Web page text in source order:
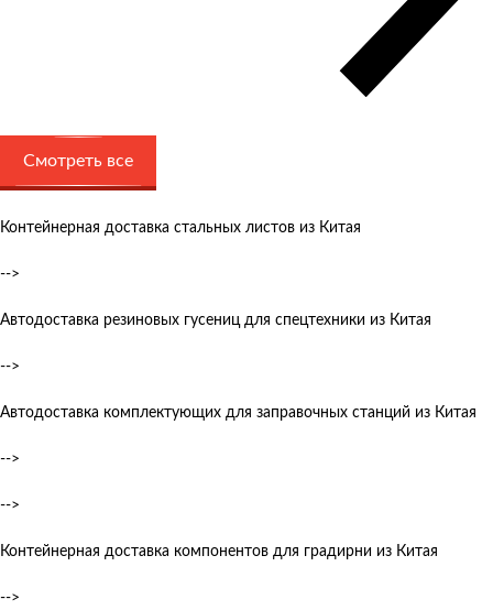
Смотреть все
Контейнерная доставка стальных листов из Китая
-->
Автодоставка резиновых гусениц для спецтехники из Китая
-->
Автодоставка комплектующих для заправочных станций из Китая
-->
-->
Контейнерная доставка компонентов для градирни из Китая
-->